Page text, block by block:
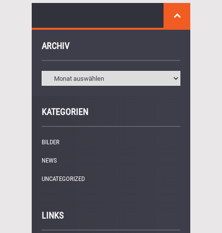
ARCHIV
KATEGORIEN
BILDER
NEWS
UNCATEGORIZED
LINKS